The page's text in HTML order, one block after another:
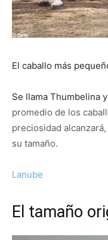
El caballo más
Se llama Thumbelina y
promedio de los
preciosidad
su tamaño.
Lanube
El tamaño